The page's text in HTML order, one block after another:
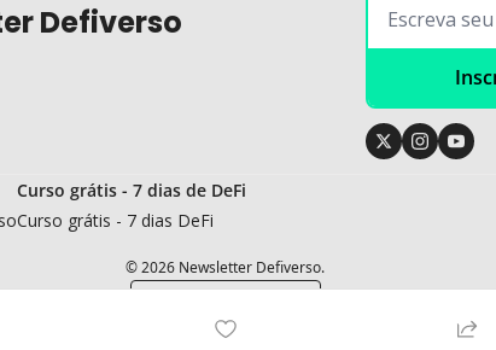
Defiverso
Curso grátis - 7 dias de DeFi
Curso grátis - 7 dias DeFi
© 2026 Newsletter Defiverso.